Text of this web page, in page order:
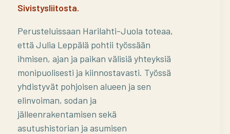
Sivistysliitosta.
Perusteluissaan Harilahti-Juola toteaa,
että Julia Leppälä pohtii työssään
ihmisen, ajan ja paikan välisiä yhteyksiä
monipuolisesti ja kiinnostavasti. Työssä
yhdistyvät pohjoisen alueen ja sen
elinvoiman, sodan ja
jälleenrakentamisen sekä
asutushistorian ja asumisen